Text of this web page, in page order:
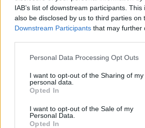
IAB’s list of downstream participants.
also be disclosed by us to third parties on
Downstream Participants that may further
Personal Data Processing Opt Outs
I want to opt-out of the Sharing of my
personal data.
Opted In
I want to opt-out of the Sale of my
Personal Data.
Opted In
Lagnasco (77)
La Morra (122)